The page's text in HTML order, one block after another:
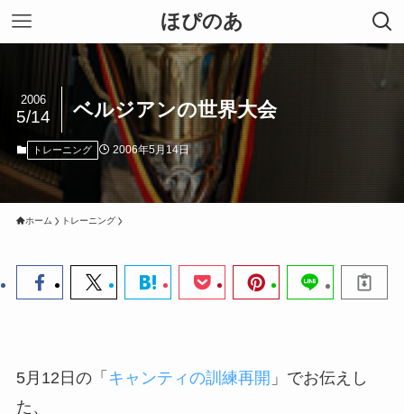
ほぴのあ
ベルジアンの世界大会
2006
5/14
トレーニング 2006年5月14日
ホーム トレーニング
5月12日の「 キャンティの訓練再開 」でお伝えし
た、